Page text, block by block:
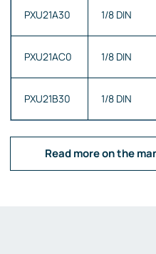
PXU21A30 1/8 DIN
PXU21AC0 1/8 DIN
PXU21B30 1/8 DIN
Read more on the